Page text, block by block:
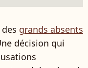
grands absents
décision qui